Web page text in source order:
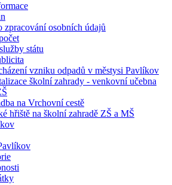
zpracování osobních údajů
státu
vzniku odpadů v městysi Pavlíkov
školní zahrady - venkovní učebna
na Vrchovní cestě
hřiště na školní zahradě ZŠ a MŠ